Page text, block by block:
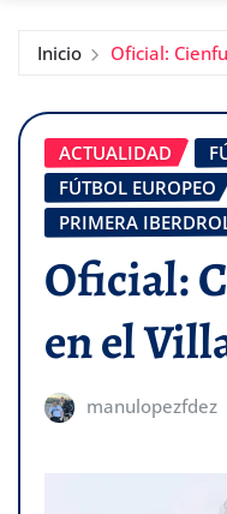
Inicio Oficial:
ACTUALIDAD
FÚTBOL EUROPEO
PRIMERA
Oficial:
en el
manulopezfdez